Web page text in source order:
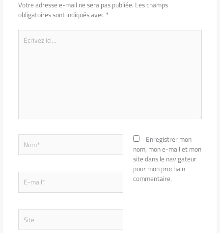
Votre adresse e-mail ne sera pas publiée.Les champs
obligatoires sont indiqués avec*
Écrivez
ici…
Nom*
E-
mail*
Site
Enregistrer mon
nom, mon e-mail et mon
site dans le navigateur
pour mon prochain
commentaire.